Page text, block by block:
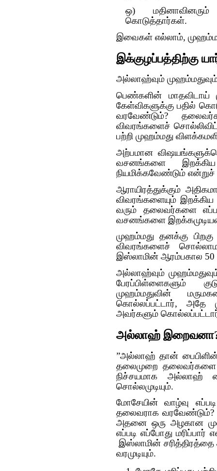
ஒ)
கொடுத்தார்கள்.
இவைகள் எல்லாம்,
இக்குழப்பத்திற்கு
அல்லாஹ்வும்
பெண்களின் மாதவிடாய்
கேள்விகளுக்கு பதில்
வரவேண்டும்?
விவரங்களைச்
பற்றி முஹம்மது
அற்பமான
வசனங்களை
நியமிக்கவேண்டும்
ஆராயிரத்துக்கும்
விவரங்களையும் இறக்கிய
வரும் தலைவர்களை
வசனங்களை
முஹம்மது தனக்கு
விவரங்களைச்
இஸ்லாமின் ஆரம்பகால 50
அல்லாஹ்வும்
பேரப்பிள்ளைகளும்
முஹம்மதுவின்
கொல்லப்பட்டார், அதே
அவர்களும்
அல்லாஹ்
”அல்லாஹ் தான்
தலைமுறை தலைவர்களை
நிச்சயமாக அல்லாஹ்
சொல்லமுடியும்.
மோசேயின் வாழ்வு
தலைவராக வரவேண்டும்?
அதனை ஒரு அழகான
எப்படி எப்போது
இஸ்லாமின் சரித்திரத்தை
வரமுடியும்.